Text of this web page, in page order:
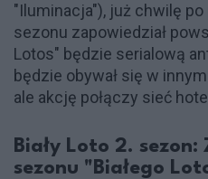
"Iluminacja"), już chwilę
sezonu zapowiedział
Lotos" będzie serialową
będzie obywał się w
ale akcję połączy sieć
Biały Loto 2.
sezonu "Białego